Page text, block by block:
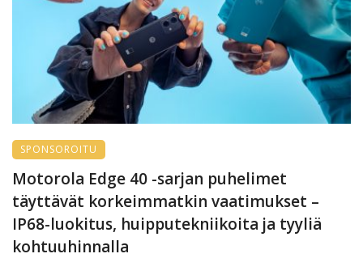
SPONSOROITU
Motorola Edge 40 -sarjan puhelimet
täyttävät korkeimmatkin vaatimukset –
IP68-luokitus, huipputekniikoita ja tyyliä
kohtuuhinnalla